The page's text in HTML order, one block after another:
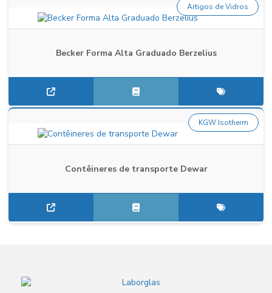
Becker Forma Alta Graduado Berzelius
Artigos de Vidros
Contêineres de transporte Dewar
KGW Isotherm